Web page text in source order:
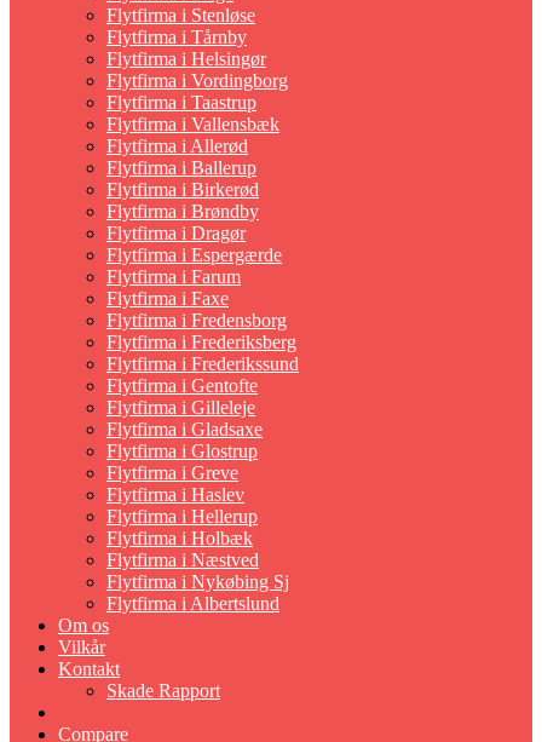
Flytfirma i Stenløse
Flytfirma i Tårnby
Flytfirma i Helsingør
Flytfirma i Vordingborg
Flytfirma i Taastrup
Flytfirma i Vallensbæk
Flytfirma i Allerød
Flytfirma i Ballerup
Flytfirma i Birkerød
Flytfirma i Brøndby
Flytfirma i Dragør
Flytfirma i Espergærde
Flytfirma i Farum
Flytfirma i Faxe
Flytfirma i Fredensborg
Flytfirma i Frederiksberg
Flytfirma i Frederikssund
Flytfirma i Gentofte
Flytfirma i Gilleleje
Flytfirma i Gladsaxe
Flytfirma i Glostrup
Flytfirma i Greve
Flytfirma i Haslev
Flytfirma i Hellerup
Flytfirma i Holbæk
Flytfirma i Næstved
Flytfirma i Nykøbing Sj
Flytfirma i Albertslund
Om os
Vilkår
Kontakt
Skade Rapport
Compare